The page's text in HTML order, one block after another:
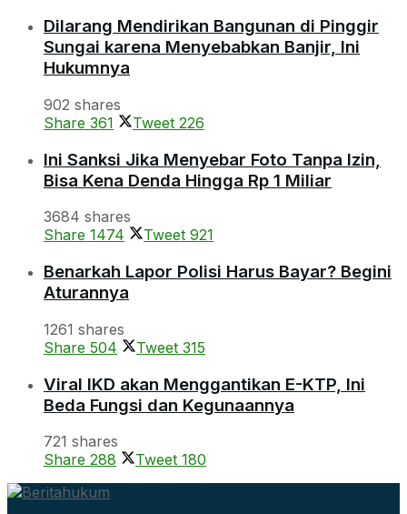
Dilarang Mendirikan Bangunan di Pinggir
Sungai karena Menyebabkan Banjir, Ini
Hukumnya
902 shares
Share 361 Tweet 226
Ini Sanksi Jika Menyebar Foto Tanpa Izin,
Bisa Kena Denda Hingga Rp 1 Miliar
3684 shares
Share 1474 Tweet 921
Benarkah Lapor Polisi Harus Bayar? Begini
Aturannya
1261 shares
Share 504 Tweet 315
Viral IKD akan Menggantikan E-KTP, Ini
Beda Fungsi dan Kegunaannya
721 shares
Share 288 Tweet 180